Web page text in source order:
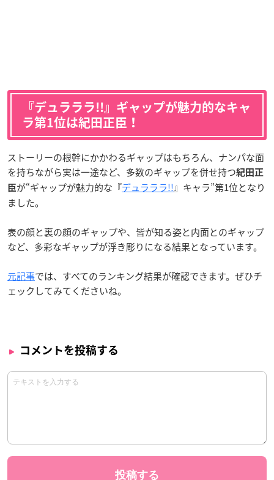
『デュラララ!!』ギャップが魅力的なキャ
ラ第1位は紀田正臣！
ストーリーの根幹にかかわるギャップはもちろん、ナンパな面
を持ちながら実は一途など、多数のギャップを併せ持つ紀田正
臣が“ギャップが魅力的な『デュラララ!!』キャラ”第1位となり
ました。
表の顔と裏の顔のギャップや、皆が知る姿と内面とのギャップ
など、多彩なギャップが浮き彫りになる結果となっています。
元記事では、すべてのランキング結果が確認できます。ぜひチ
ェックしてみてくださいね。
コメントを投稿する